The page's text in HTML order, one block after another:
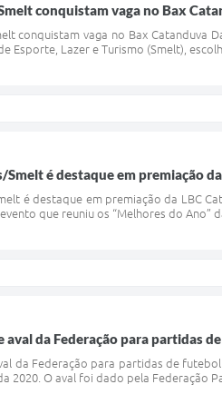
conquistam vaga no Bax
conquistam vaga no Bax
Esporte, Lazer e Turismo (Smelt),
Smelt é destaque em premiação
é destaque em premiação da LBC
que reuniu os “Melhores do Ano”
aval da Federação para partidas
da Federação para partidas de
2020. O aval foi dado pela Federação